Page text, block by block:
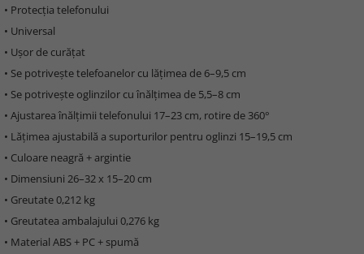
• Protecția telefonului
• Universal
• Ușor de curățat
• Se potrivește telefoanelor cu lățimea de 6–9,5 cm
• Se potrivește oglinzilor cu înălțimea de 5,5–8 cm
• Ajustarea înălțimii telefonului 17–23 cm, rotire de 360°
• Lățimea ajustabilă a suporturilor pentru oglinzi 15–19,5 cm
• Culoare neagră + argintie
• Dimensiuni 26–32 x 15–20 cm
• Greutate 0,212 kg
• Greutatea ambalajului 0,276 kg
• Material ABS + PC + spumă